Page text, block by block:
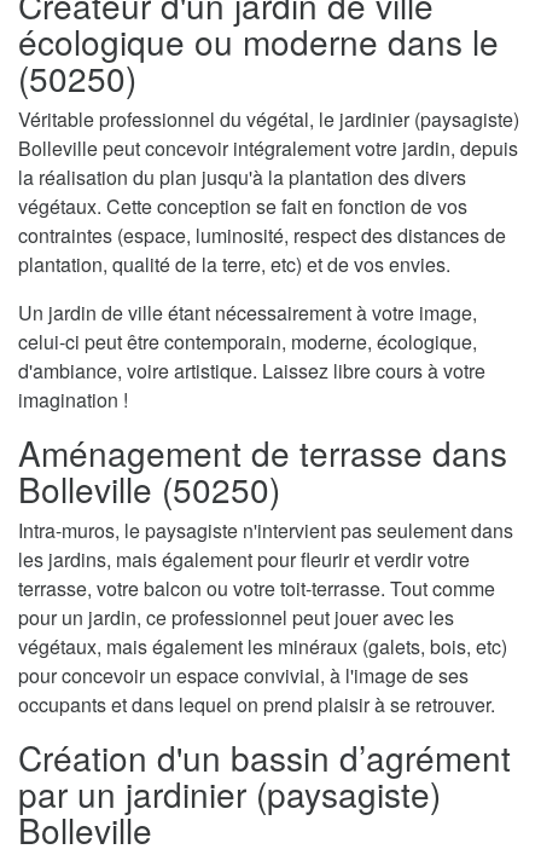
écologique ou moderne dans le
(50250)
Véritable professionnel du végétal, le jardinier (paysagiste)
Bolleville peut concevoir intégralement votre jardin, depuis
la réalisation du plan jusqu'à la plantation des divers
végétaux. Cette conception se fait en fonction de vos
contraintes (espace, luminosité, respect des distances de
plantation, qualité de la terre, etc) et de vos envies.
Un jardin de ville étant nécessairement à votre image,
celui-ci peut être contemporain, moderne, écologique,
d'ambiance, voire artistique. Laissez libre cours à votre
imagination !
Aménagement de terrasse dans
Bolleville (50250)
Intra-muros, le paysagiste n'intervient pas seulement dans
les jardins, mais également pour fleurir et verdir votre
terrasse, votre balcon ou votre toit-terrasse. Tout comme
pour un jardin, ce professionnel peut jouer avec les
végétaux, mais également les minéraux (galets, bois, etc)
pour concevoir un espace convivial, à l'image de ses
occupants et dans lequel on prend plaisir à se retrouver.
Création d'un bassin d’agrément
par un jardinier (paysagiste)
Bolleville